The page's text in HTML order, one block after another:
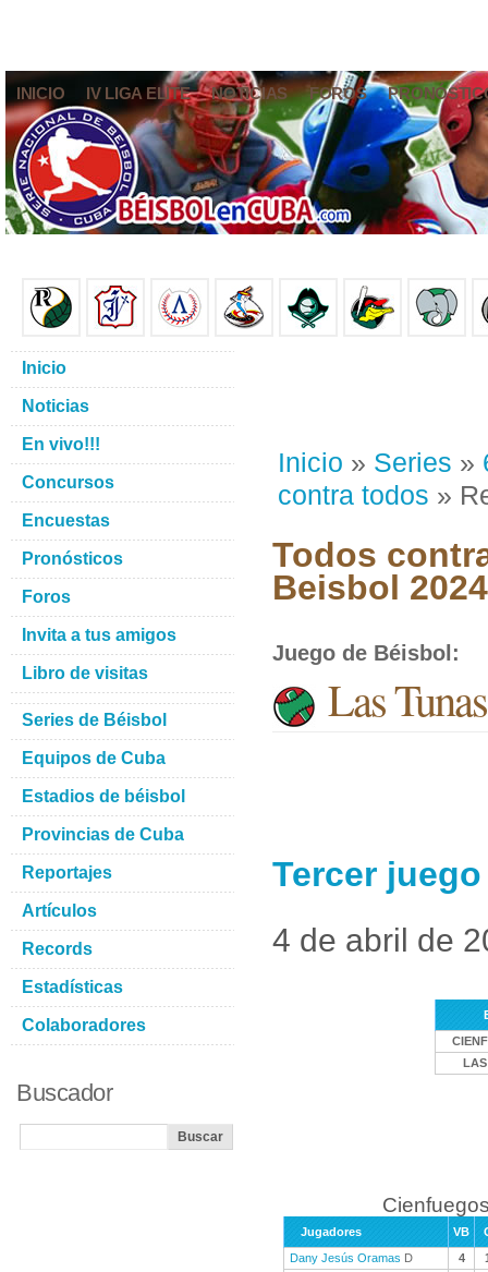
INICIO IV LIGA ELITE NOTICIAS FOROS
Inicio » Series »
contra todos »
Todos
Beisbol 2024
Juego de Béisbol :
Las
Tercer
4 de abril de
Jugadores VB
Dany Jesús Oramas D 4
Inicio
Noticias
En vivo!!!
Concursos
Encuestas
Pronósticos
Foros
Invita a tus amigos
Libro de visitas
Series de Béisbol
Equipos de Cuba
Estadios de béisbol
Provincias de Cuba
Reportajes
Artículos
Records
Estadísticas
Colaboradores
Buscador